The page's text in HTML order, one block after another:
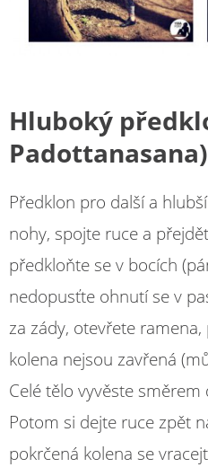
Hluboký
Padottanasana)
Předklon pro další a
nohy, spojte ruce a
předkloňte se v bocích
nedopusťte ohnutí se v
za zády, otevřete
kolena nejsou zavřená
Celé tělo vyvěste
Potom si dejte ruce zpět
pokrčená kolena se